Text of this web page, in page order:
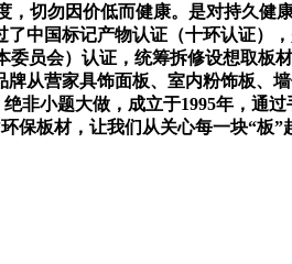
切勿因价低而健康。是对持久
中国标记产物认证（十环认证）
员会）认证，统筹拆修设想取板
从营家具饰面板、室内粉饰板、
非小题大做，成立于1995年，通
保板材，让我们从关心每一块“